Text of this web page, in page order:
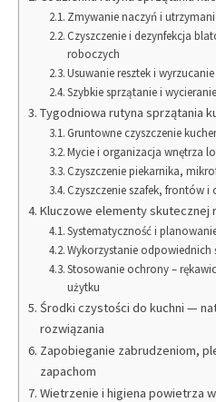
Zmywanie naczyń i
Czyszczenie i dezynfekcja
roboczych
Usuwanie resztek i
Szybkie sprzątanie i
Tygodniowa rutyna sprzątania
Gruntowne czyszczenie
Mycie i organizacja wnętrza
Czyszczenie piekarnika,
Czyszczenie szafek, frontów
Kluczowe elementy skutecznej
Systematyczność i
Wykorzystanie
Stosowanie ochrony –
użytku
Środki czystości do kuchni —
rozwiązania
Zapobieganie zabrudzeniom,
zapachom
Wietrzenie i higiena powietrza